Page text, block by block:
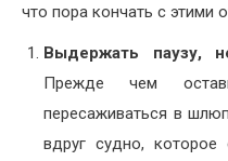
что пора кончать с этими
Выдержать паузу,
Прежде чем
пересаживаться в
вдруг судно, которое